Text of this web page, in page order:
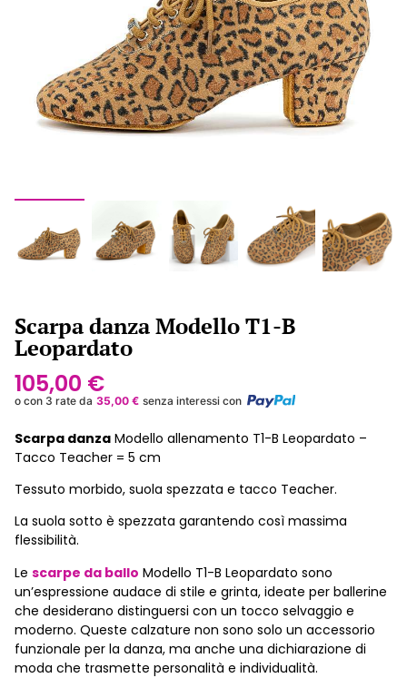
Scarpa danza Modello T1-B
Leopardato
105,00 €
o con 3 rate da 35,00 € senza interessi con
Scarpa danza Modello allenamento T1-B Leopardato –
Tacco Teacher = 5 cm
Tessuto morbido, suola spezzata e tacco Teacher.
La suola sotto è spezzata garantendo così massima
flessibilità.
Le scarpe da ballo Modello T1-B Leopardato sono
un’espressione audace di stile e grinta, ideate per ballerine
che desiderano distinguersi con un tocco selvaggio e
moderno. Queste calzature non sono solo un accessorio
funzionale per la danza, ma anche una dichiarazione di
moda che trasmette personalità e individualità.